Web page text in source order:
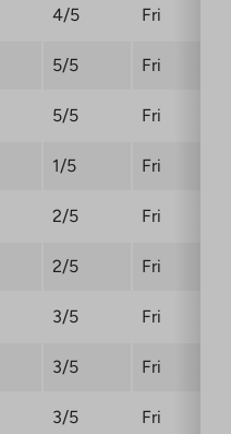
4/5 Fri
5/5 Fri
5/5 Fri
1/5 Fri
2/5 Fri
2/5 Fri
3/5 Fri
3/5 Fri
3/5 Fri